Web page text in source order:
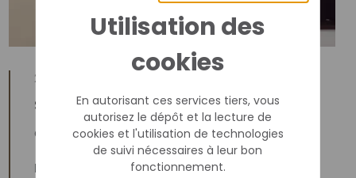
21 oct. 2025
Sous les projecteurs
Galerie de zoologie
Lire l'article
Utilisation des
cookies
En autorisant ces services tiers, vous
autorisez le dépôt et la lecture de
cookies et l'utilisation de technologies
de suivi nécessaires à leur bon
fonctionnement.